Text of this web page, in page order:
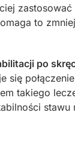
zastosować
to
po
takiego
stawu